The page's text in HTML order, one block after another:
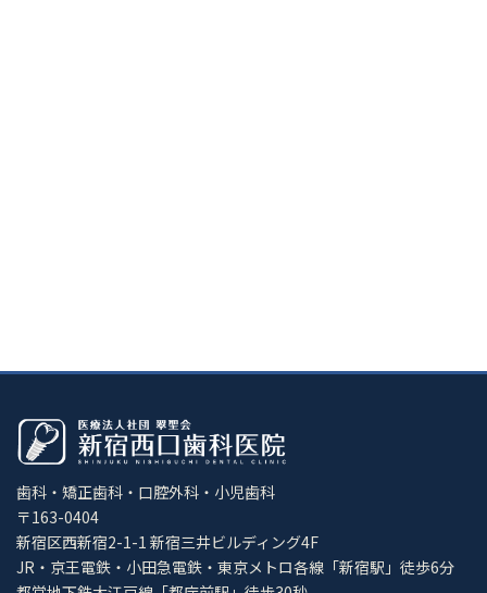
歯科・矯正歯科・口腔外科・小児歯科
〒163-0404
新宿区西新宿2-1-1 新宿三井ビルディング4F
JR・京王電鉄・小田急電鉄・東京メトロ各線「新宿駅」徒歩6分